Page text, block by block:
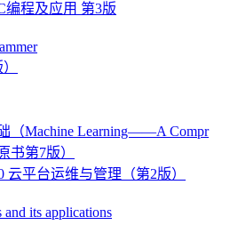
编程及应用 第3版
（Machine Learning――A Compr
书第7版）
云平台运维与管理（第2版）
and its applications